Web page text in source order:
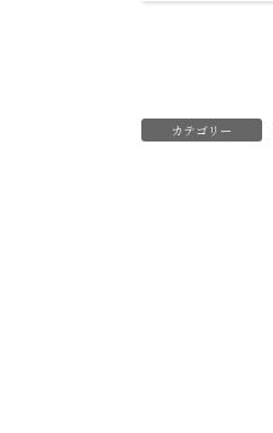
カテゴリー